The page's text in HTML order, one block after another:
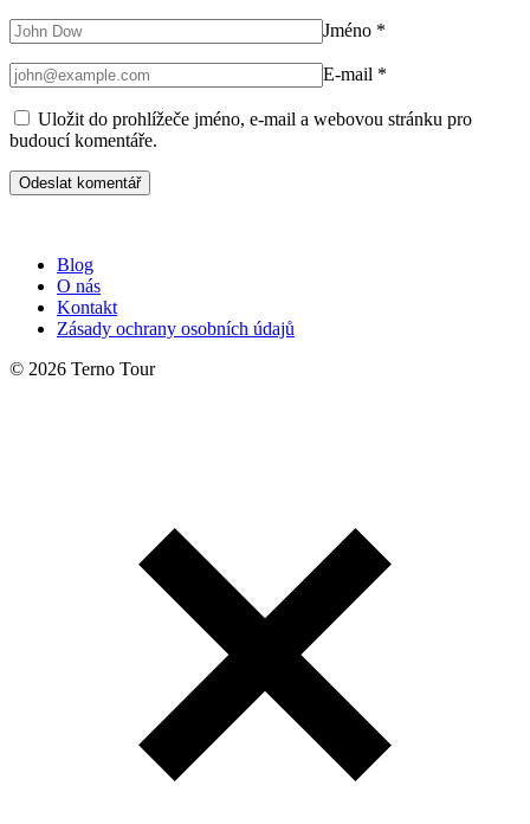
Jméno *
E-mail *
Uložit do prohlížeče jméno, e-mail a webovou stránku pro
budoucí komentáře.
Blog
O nás
Kontakt
Zásady ochrany osobních údajů
© 2026 Terno Tour